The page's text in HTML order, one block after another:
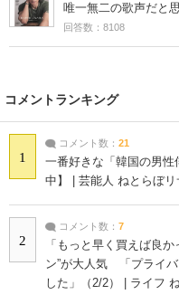
唯一無二の歌声だと
回答数：8108
コメントランキング
1
コメント数： 21
一番好きな「韓国の男
中】 | 芸能人 ねとらぼリ
2
コメント数： 7
「もっと早く買えば良
ン”が大人気 「プライ
した」（2/2） | ライフ